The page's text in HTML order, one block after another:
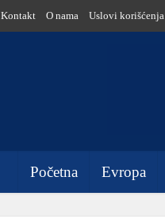
Kontakt O nama Uslovi korišćenja
Početna Evropa